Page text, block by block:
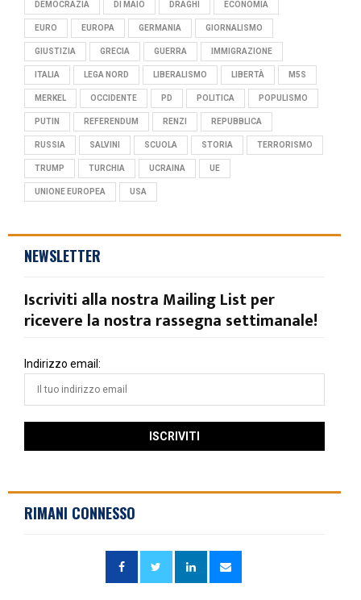
DEMOCRAZIA DI MAIO DRAGHI ECONOMIA
EURO EUROPA GERMANIA GIORNALISMO
GIUSTIZIA GRECIA GUERRA IMMIGRAZIONE
ITALIA LEGA NORD LIBERALISMO LIBERTÀ M5S
MERKEL OCCIDENTE PD POLITICA POPULISMO
PUTIN REFERENDUM RENZI REPUBBLICA
RUSSIA SALVINI SCUOLA STORIA TERRORISMO
TRUMP TURCHIA UCRAINA UE
UNIONE EUROPEA USA
NEWSLETTER
Iscriviti alla nostra Mailing List per
ricevere la nostra rassegna settimanale!
Indirizzo email:
RIMANI CONNESSO